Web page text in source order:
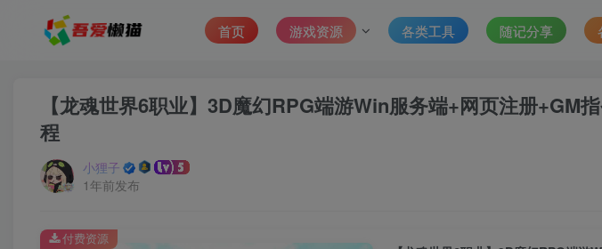
首页 游戏资源 各类工具 随记分享
【龙魂世界6职业】3D魔幻RPG端游Win服务端+网页注册+GM
程
小狸子
1年前发布
付费资源